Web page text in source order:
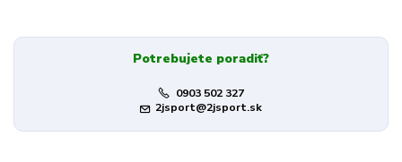
Potrebujete poradiť?
0903 502 327
2jsport@2jsport.sk